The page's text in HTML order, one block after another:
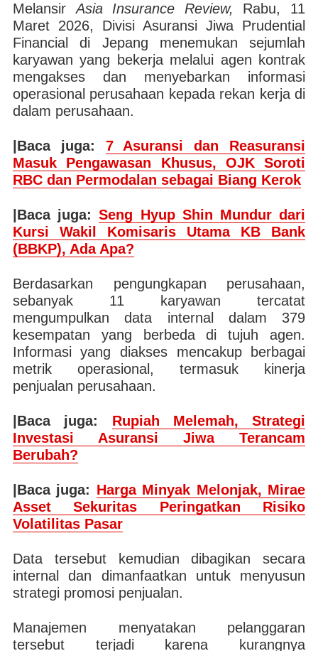
MelansirAsia Insurance Review, Rabu, 11
Maret 2026, Divisi Asuransi Jiwa Prudential
Financial di Jepang menemukan sejumlah
karyawan yang bekerja melalui agen kontrak
mengakses dan menyebarkan informasi
operasional perusahaan kepada rekan kerja di
dalam perusahaan.
|Baca juga: 7 Asuransi dan Reasuransi
Masuk Pengawasan Khusus, OJK Soroti
RBC dan Permodalan sebagai Biang Kerok
|Baca juga:Seng Hyup Shin Mundur dari
Kursi Wakil Komisaris Utama KB Bank
(BBKP), Ada Apa?
Berdasarkan pengungkapan perusahaan,
sebanyak 11 karyawan tercatat
mengumpulkan data internal dalam 379
kesempatan yang berbeda di tujuh agen.
Informasi yang diakses mencakup berbagai
metrik operasional, termasuk kinerja
penjualan perusahaan.
|Baca juga: Rupiah Melemah, Strategi
Investasi Asuransi Jiwa Terancam
Berubah?
|Baca juga: Harga Minyak Melonjak, Mirae
Asset Sekuritas Peringatkan Risiko
Volatilitas Pasar
Data tersebut kemudian dibagikan secara
internal dan dimanfaatkan untuk menyusun
strategi promosi penjualan.
Manajemen menyatakan pelanggaran
tersebut terjadi karena kurangnya